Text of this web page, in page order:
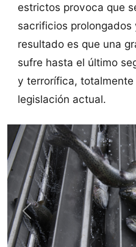
estrictos provoca que
sacrificios prolongados
resultado es que una
sufre hasta el último
y terrorífica, totalmente
legislación actual.
Previous